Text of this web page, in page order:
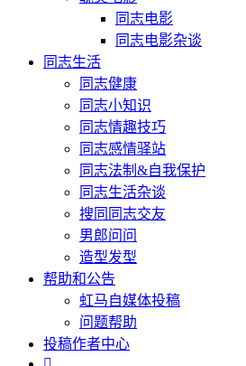
同志电影
同志电影杂谈
同志生活
同志健康
同志小知识
同志情趣技巧
同志感情驿站
同志法制&自我保护
同志生活杂谈
搜同同志交友
男郎问问
造型发型
帮助和公告
虹马自媒体投稿
问题帮助
投稿作者中心